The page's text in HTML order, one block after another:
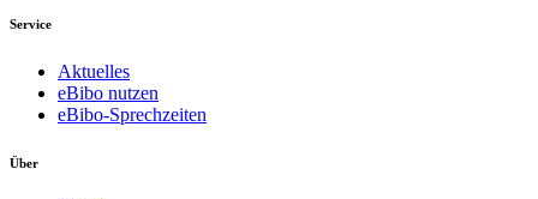
Service
Aktuelles
eBibo nutzen
eBibo-Sprechzeiten
Über